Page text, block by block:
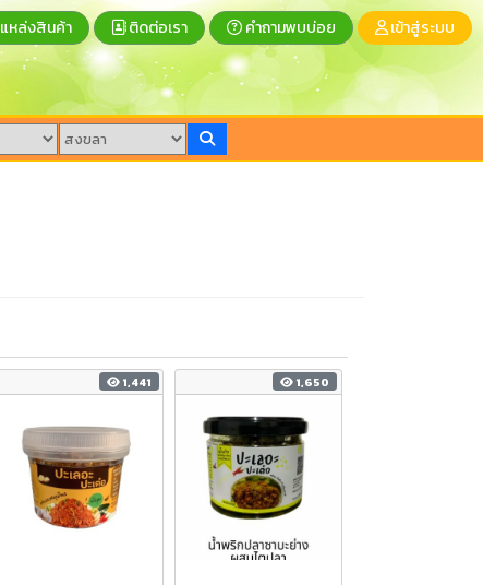
แหล่งสินค้า ติดต่อเรา คำถามพบบ่อย เข้าสู่ระบบ
1,441 1,650